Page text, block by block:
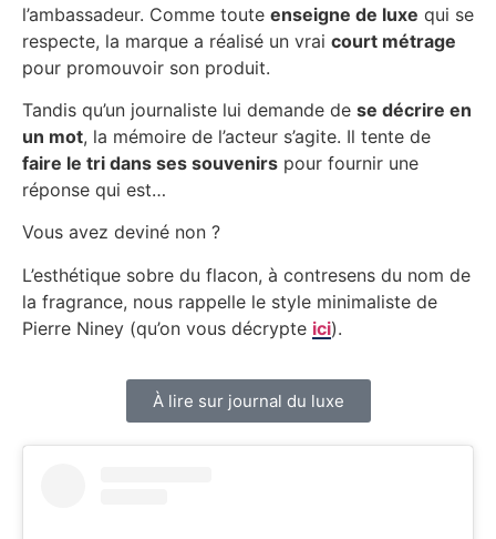
l’ambassadeur. Comme toute enseigne de luxe qui se
respecte, la marque a réalisé un vrai court métrage
pour promouvoir son produit.
Tandis qu’un journaliste lui demande de se décrire en
un mot, la mémoire de l’acteur s’agite. Il tente de
faire le tri dans ses souvenirs pour fournir une
réponse qui est…
Vous avez deviné non ?
L’esthétique sobre du flacon, à contresens du nom de
la fragrance, nous rappelle le style minimaliste de
Pierre Niney (qu’on vous décrypte ici).
À lire sur journal du luxe